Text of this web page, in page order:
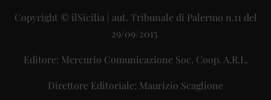
Copyright © ilSicilia | aut. Tribunale di Palermo n.11 del
29/09/2015
Editore: Mercurio Comunicazione Soc. Coop. A.R.L.
Direttore Editoriale: Maurizio Scaglione